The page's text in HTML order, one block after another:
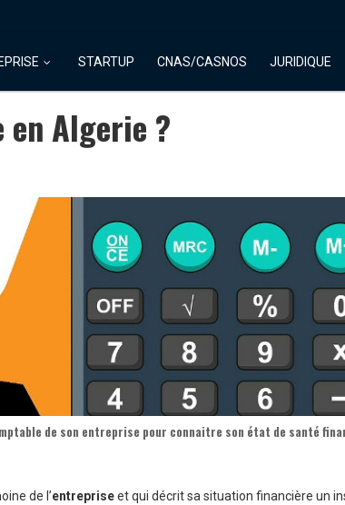
STARTUP CNAS/CASNOS JURIDIQUE
en Algerie ?
de son entreprise pour connaitre son état de santé
de l’entrepriseet qui décrit sa situation financière un